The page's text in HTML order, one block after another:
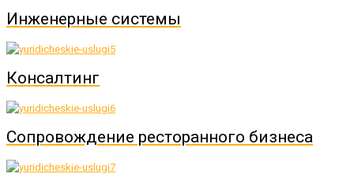
Инженерные системы
Консалтинг
Сопровождение ресторанного бизнеса